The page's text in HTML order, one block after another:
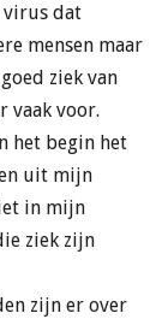
virus dat
mensen maar
ziek van
vaak voor.
het begin het
uit mijn
in mijn
ziek zijn
zijn er over